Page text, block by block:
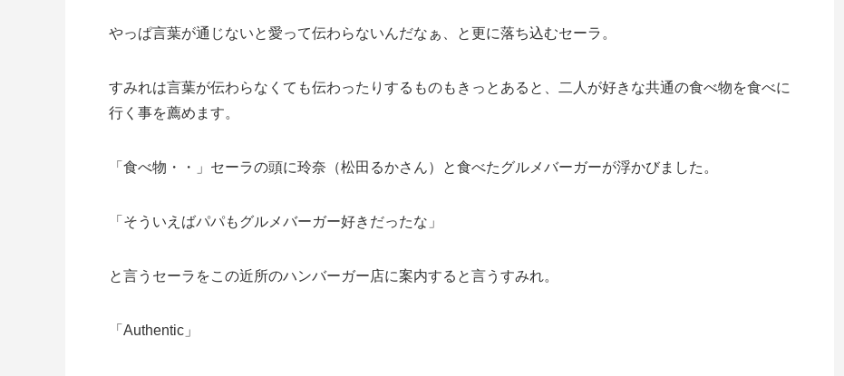
やっぱ言葉が通じないと愛って伝わらないんだなぁ、と更に落ち込むセーラ。
すみれは言葉が伝わらなくても伝わったりするものもきっとあると、二人が好きな共通の食べ物を食べに
行く事を薦めます。
「食べ物・・」セーラの頭に玲奈（松田るかさん）と食べたグルメバーガーが浮かびました。
「そういえばパパもグルメバーガー好きだったな」
と言うセーラをこの近所のハンバーガー店に案内すると言うすみれ。
「Authentic」